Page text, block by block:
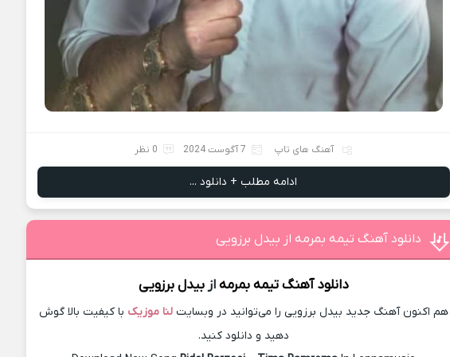
آهنگ های تاپ 7 آگوست 2024 0 نظر
ادامه مطلب + دانلود ...
دانلود آهنگ تیمه بمرمه از بیدل برزویی
دانلود آهنگتیمه بمرمهازبیدل برزویی
هم اکنون آهنگ جدید بیدل برزویی را می‌توانید در وبسایتلنا موزیک با کیفیت بالا گوش
دهید و دانلود کنید.